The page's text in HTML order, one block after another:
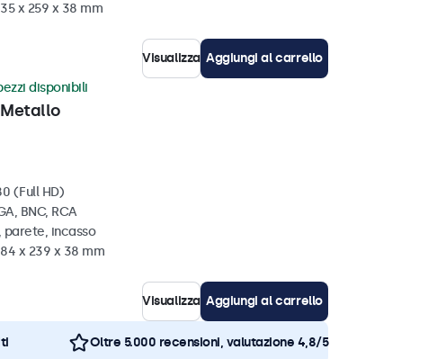
x 259 x 38 mm
Visualizza Aggiungi al carrello
disponibili
(Full HD)
BNC, RCA
parete, incasso
x 239 x 38 mm
Visualizza Aggiungi al carrello
Oltre 5.000 recensioni, valutazione 4,8/5